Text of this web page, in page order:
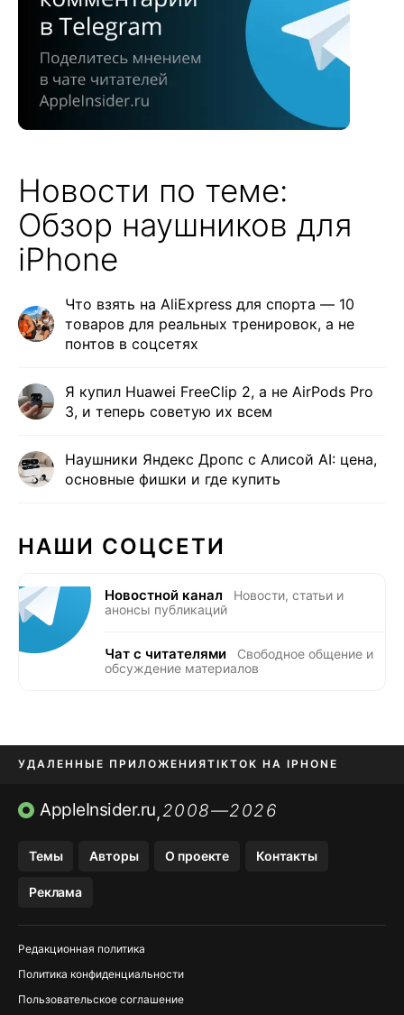
Новости по теме:
Обзор наушников для
iPhone
Что взять на AliExpress для спорта — 10
товаров для реальных тренировок, а не
понтов в соцсетях
Я купил Huawei FreeClip 2, а не AirPods Pro
3, и теперь советую их всем
Наушники Яндекс Дропс с Алисой AI: цена,
основные фишки и где купить
НАШИ СОЦСЕТИ
Новостной канал
Новости, статьи и
анонсы публикаций
Чат с читателями
Свободное общение и
обсуждение материалов
УДАЛЕННЫЕ ПРИЛОЖЕНИЯTIKTOK НА IPHONE
ПРИЛОЖЕНИЯ БЕЗ APP STORE
AppleInsider.ru,2008—2026
Темы Авторы О проекте Контакты
Реклама
Редакционная политика
Политика конфиденциальности
Пользовательское соглашение